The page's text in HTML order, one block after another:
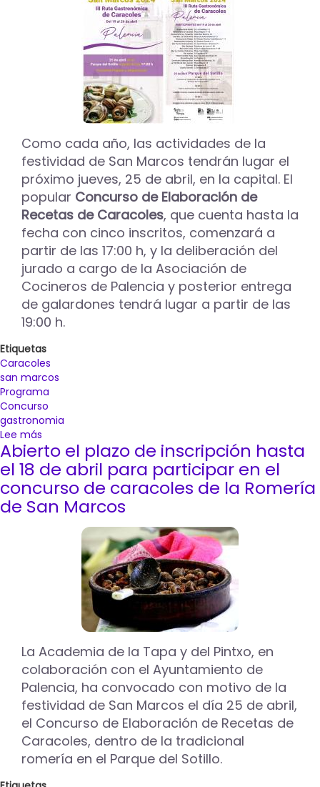
personas
intentan
hacerse
con
una
de
las
4.000
bolsas
que
se
lanzan
desde
la
ermita
Como cada año, las actividades de la
festividad de San Marcos tendrán lugar el
próximo jueves, 25 de abril, en la capital. El
popular Concurso de Elaboración de
Recetas de Caracoles, que cuenta hasta la
fecha con cinco inscritos, comenzará a
partir de las 17:00 h, y la deliberación del
jurado a cargo de la Asociación de
Cocineros de Palencia y posterior entrega
de galardones tendrá lugar a partir de las
19:00 h.
Etiquetas
Caracoles
san marcos
Programa
Concurso
gastronomia
Lee más
Caracoles
en
el
Sotillo
para
Abierto el plazo de inscripción hasta
el 18 de abril para participar en el
concurso de caracoles de la Romería
de San Marcos
La Academia de la Tapa y del Pintxo, en
colaboración con el Ayuntamiento de
Palencia, ha convocado con motivo de la
festividad de San Marcos el día 25 de abril,
el Concurso de Elaboración de Recetas de
Caracoles, dentro de la tradicional
romería en el Parque del Sotillo.